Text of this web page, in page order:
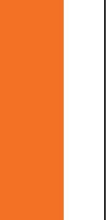
sort design, der
et temperaturområde på
Det beskytter også